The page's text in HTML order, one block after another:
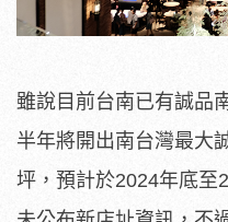
雖說目前台南已有誠品
半年將開出南台灣最大
坪，預計於2024年底至